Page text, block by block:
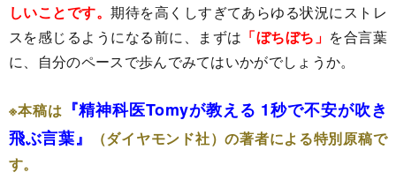
しいことです。期待を高くしすぎてあらゆる状況にストレ
スを感じるようになる前に、まずは 「ぼちぼち」 を合言葉
に、自分のペースで歩んでみてはいかがでしょうか。
※本稿は 『精神科医Tomyが教える 1秒で不安が吹き
飛ぶ言葉』
（ダイヤモンド社）の著者による特別原稿で
す。